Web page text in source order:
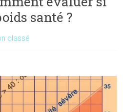
santé ?
classé